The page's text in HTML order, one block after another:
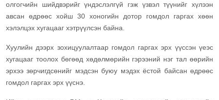
олгогчийн шийдвэрийг үндэслэлгүй гэж үзвэл түүнийг хүлээн
авсан өдрөөс хойш 30 хоногийн дотор гомдол гаргах хөөн
хэлэлцэх хугацааг хэтрүүлсэн байна.
Хуулийн дээрх зохицуулалтаар гомдол гаргах эрх үүссэн үеэс
хугацааг тоолох бөгөөд хөдөлмөрийн гэрээний нэг тал өөрийн
эрхээ зөрчигдсөнийг мэдсэн буюу мэдэх ёстой байсан өдрөөс
гомдол гаргах эрх үүснэ.